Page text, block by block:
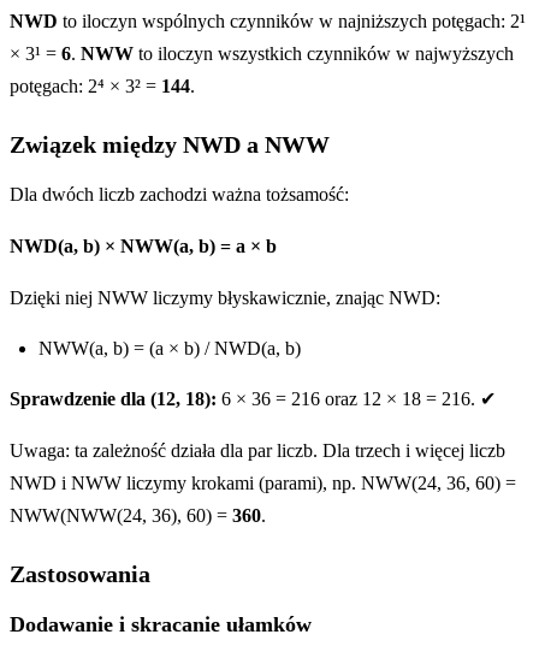
NWD to iloczyn wspólnych czynników w najniższych potęgach: 2¹
× 3¹ = 6. NWW to iloczyn wszystkich czynników w najwyższych
potęgach: 2⁴ × 3² = 144.
Związek między NWD a NWW
Dla dwóch liczb zachodzi ważna tożsamość:
NWD(a, b) × NWW(a, b) = a × b
Dzięki niej NWW liczymy błyskawicznie, znając NWD:
NWW(a, b) = (a × b) / NWD(a, b)
Sprawdzenie dla (12, 18): 6 × 36 = 216 oraz 12 × 18 = 216. ✔
Uwaga: ta zależność działa dla par liczb. Dla trzech i więcej liczb
NWD i NWW liczymy krokami (parami), np. NWW(24, 36, 60) =
NWW(NWW(24, 36), 60) = 360.
Zastosowania
Dodawanie i skracanie ułamków